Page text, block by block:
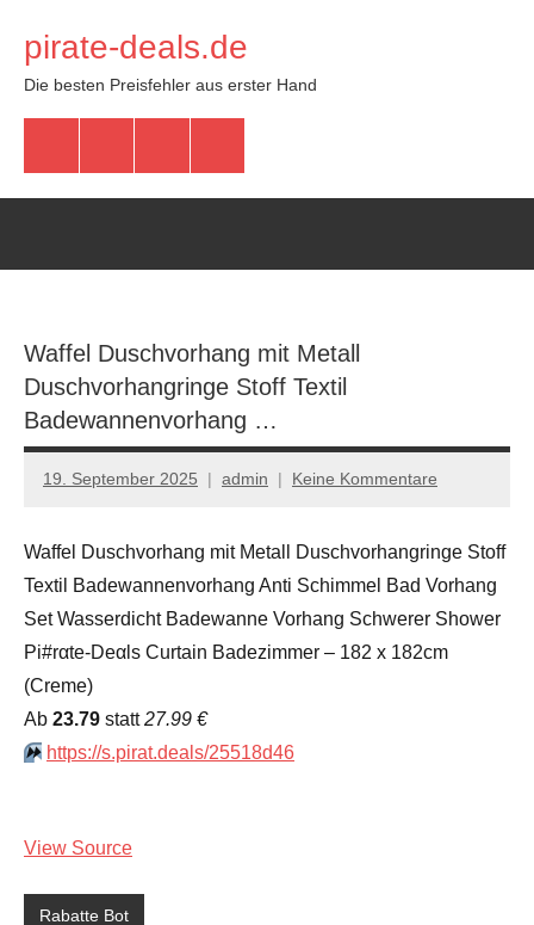
Inhalt
springen
pirate-deals.de
Die besten Preisfehler aus erster Hand
Waffel Duschvorhang mit Metall
Duschvorhangringe Stoff Textil
Badewannenvorhang …
19. September 2025 admin Keine Kommentare
Waffel Duschvorhang mit Metall Duschvorhangringe Stoff
Textil Badewannenvorhang Anti Schimmel Bad Vorhang
Set Wasserdicht Badewanne Vorhang Schwerer Shower
Pi#rαtе-Dеαls Curtain Badezimmer – 182 x 182cm
(Creme)
Аb 23.79 statt27.99 €
⏩️ https://s.pirat.deals/25518d46
View Source
Rabatte Bot